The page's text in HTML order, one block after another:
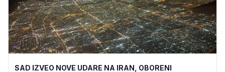
SAD IZVEO NOVE UDARE NA IRAN, OBORENI